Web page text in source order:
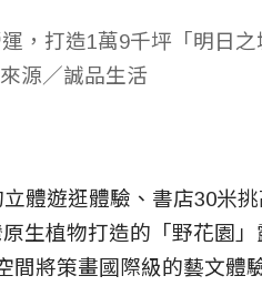
，打造1萬9千坪「明日
源／誠品生活
體遊逛體驗、書店30米
生植物打造的「野花園
間將策畫國際級的藝文體